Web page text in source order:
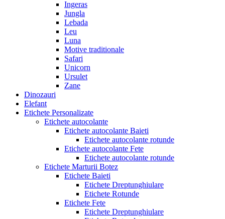
Ingeras
Jungla
Lebada
Leu
Luna
Motive traditionale
Safari
Unicorn
Ursulet
Zane
Dinozauri
Elefant
Etichete Personalizate
Etichete autocolante
Etichete autocolante Baieti
Etichete autocolante rotunde
Etichete autocolante Fete
Etichete autocolante rotunde
Etichete Marturii Botez
Etichete Baieti
Etichete Dreptunghiulare
Etichete Rotunde
Etichete Fete
Etichete Dreptunghiulare